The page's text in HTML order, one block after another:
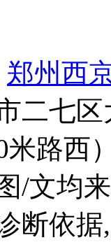
郑州西
二七
米路西
/文均
断依